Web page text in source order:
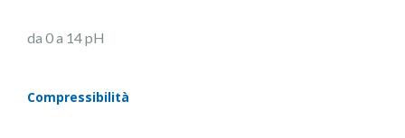
da 0 a 14 pH
Compressibilità